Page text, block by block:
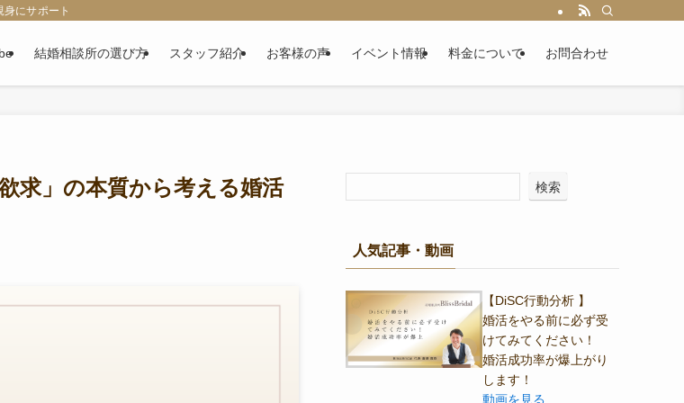
にサポート
結婚相談所の選び方 スタッフ紹介 お客様の声 イベント情報 料金について お問合わせ
求」の本質から考える婚活
検索
人気記事・動画
【DiSC行動分析 】
婚活をやる前に必ず受
けてみてください！
婚活成功率が爆上がり
します！
動画を見る